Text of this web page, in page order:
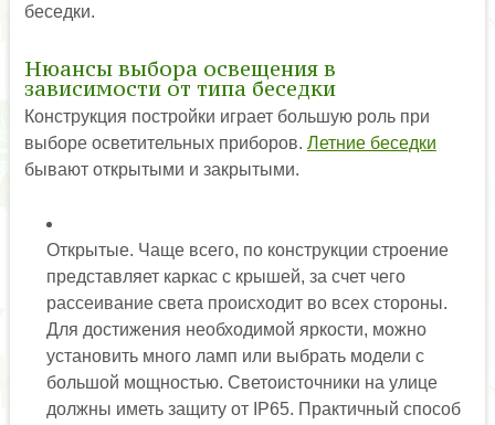
беседки.
Нюансы выбора освещения в
зависимости от типа беседки
Конструкция постройки играет большую роль при
выборе осветительных приборов. Летние беседки
бывают открытыми и закрытыми.
Открытые. Чаще всего, по конструкции строение
представляет каркас с крышей, за счет чего
рассеивание света происходит во всех стороны.
Для достижения необходимой яркости, можно
установить много ламп или выбрать модели с
большой мощностью. Светоисточники на улице
должны иметь защиту от IP65. Практичный способ